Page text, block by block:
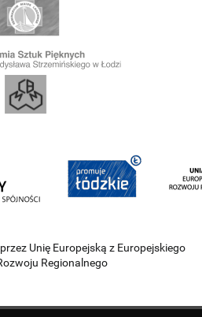
Unię Europejską z Europejskiego
Regionalnego